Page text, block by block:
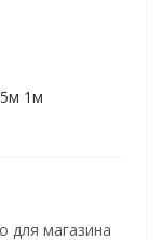
1м
для магазина